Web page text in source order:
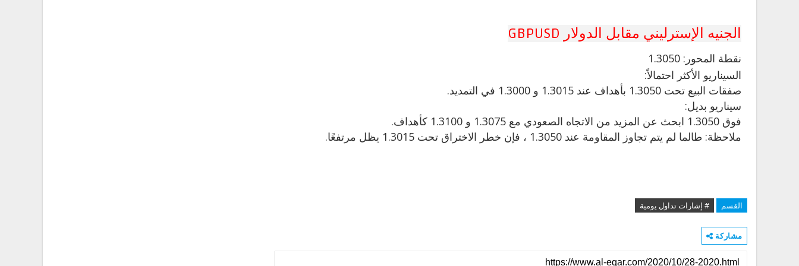
الجنيه الإسترليني مقابل الدولار GBPUSD
نقطة المحور: 1.3050
السيناريو الأكثر احتمالاً:
صفقات البيع تحت 1.3050 بأهداف عند 1.3015 و 1.3000 في التمديد.
سيناريو بديل:
فوق 1.3050 ابحث عن المزيد من الاتجاه الصعودي مع 1.3075 و 1.3100 كأهداف.
ملاحظة: طالما لم يتم تجاوز المقاومة عند 1.3050 ، فإن خطر الاختراق تحت 1.3015 يظل مرتفعًا.
القسم # إشارات تداول يومية
مشاركة